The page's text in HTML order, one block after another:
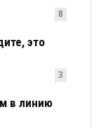
8
это
3
в линию